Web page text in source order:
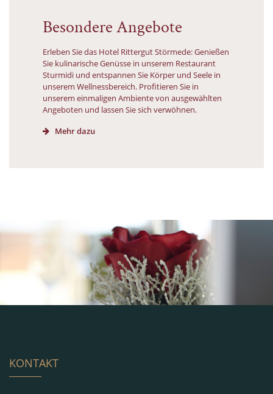
Besondere Angebote
Erleben Sie das Hotel Rittergut Störmede: Genießen
Sie kulinarische Genüsse in unserem Restaurant
Sturmidi und entspannen Sie Körper und Seele in
unserem Wellnessbereich. Profitieren Sie in
unserem einmaligen Ambiente von ausgewählten
Angeboten und lassen Sie sich verwöhnen.
Mehr dazu
KONTAKT